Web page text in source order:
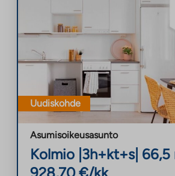
Uudiskohde
Asumisoikeusasunto
Kolmio 3h+kt+s| 66,5